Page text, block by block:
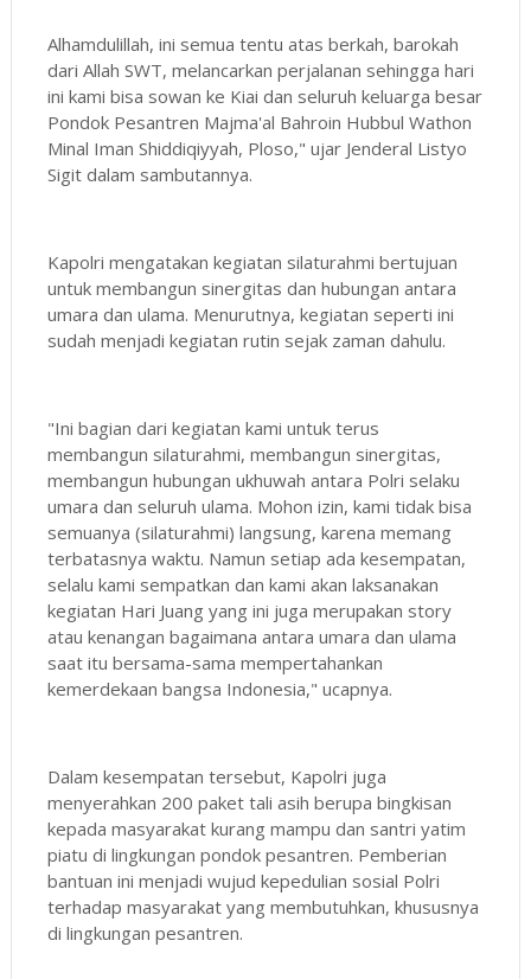
Alhamdulillah, ini semua tentu atas berkah, barokah
dari Allah SWT, melancarkan perjalanan sehingga hari
ini kami bisa sowan ke Kiai dan seluruh keluarga besar
Pondok Pesantren Majma'al Bahroin Hubbul Wathon
Minal Iman Shiddiqiyyah, Ploso," ujar Jenderal Listyo
Sigit dalam sambutannya.
Kapolri mengatakan kegiatan silaturahmi bertujuan
untuk membangun sinergitas dan hubungan antara
umara dan ulama. Menurutnya, kegiatan seperti ini
sudah menjadi kegiatan rutin sejak zaman dahulu.
"Ini bagian dari kegiatan kami untuk terus
membangun silaturahmi, membangun sinergitas,
membangun hubungan ukhuwah antara Polri selaku
umara dan seluruh ulama. Mohon izin, kami tidak bisa
semuanya (silaturahmi) langsung, karena memang
terbatasnya waktu. Namun setiap ada kesempatan,
selalu kami sempatkan dan kami akan laksanakan
kegiatan Hari Juang yang ini juga merupakan story
atau kenangan bagaimana antara umara dan ulama
saat itu bersama-sama mempertahankan
kemerdekaan bangsa Indonesia," ucapnya.
Dalam kesempatan tersebut, Kapolri juga
menyerahkan 200 paket tali asih berupa bingkisan
kepada masyarakat kurang mampu dan santri yatim
piatu di lingkungan pondok pesantren. Pemberian
bantuan ini menjadi wujud kepedulian sosial Polri
terhadap masyarakat yang membutuhkan, khususnya
di lingkungan pesantren.